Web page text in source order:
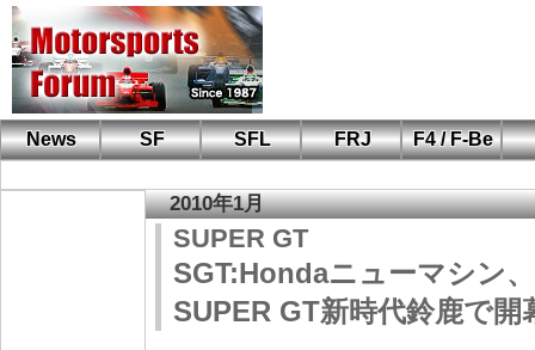
News SF SFL FRJ
F4 / F-Be
2010年1月
SUPER GT
SGT:Hondaニューマシン
SUPER GT新時代鈴鹿で